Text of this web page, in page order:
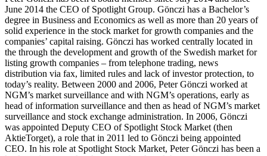
June 2014 the CEO of Spotlight Group. Gönczi has a Bachelor’s
degree in Business and Economics as well as more than 20 years of
solid experience in the stock market for growth companies and the
companies’ capital raising. Gönczi has worked centrally located in
the through the development and growth of the Swedish market for
listing growth companies – from telephone trading, news
distribution via fax, limited rules and lack of investor protection, to
today’s reality. Between 2000 and 2006, Peter Gönczi worked at
NGM’s market surveillance and with NGM’s operations, early as
head of information surveillance and then as head of NGM’s market
surveillance and stock exchange administration. In 2006, Gönczi
was appointed Deputy CEO of Spotlight Stock Market (then
AktieTorget), a role that in 2011 led to Gönczi being appointed
CEO. In his role at Spotlight Stock Market, Peter Gönczi has been a